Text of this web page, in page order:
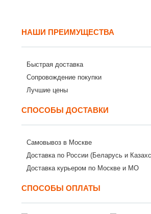
НАШИ ПРЕИМУЩЕСТВА
Быстрая доставка
Сопровождение покупки
Лучшие цены
СПОСОБЫ ДОСТАВКИ
Самовывоз в Москве
Доставка по России (Беларусь и
Доставка курьером по Москве и МО
СПОСОБЫ ОПЛАТЫ